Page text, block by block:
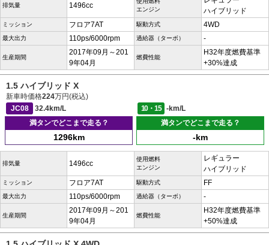
排気量 1496cc
エンジン
ハイブリッド
ミッション フロア7AT 駆動方式 4WD
最大出力 110ps/6000rpm 過給器（ターボ） -
生産期間
2017年09月～201
9年04月
燃費性能
H32年度燃費基準
+30%達成
1.5 ハイブリッド X
新車時価格224万円(税込)
JC08
32.4km/L 10・15
-km/L
満タンでどこまで走る？
1296km
満タンでどこまで走る？
-km
排気量 1496cc
使用燃料
エンジン
レギュラー
ハイブリッド
ミッション フロア7AT 駆動方式 FF
最大出力 110ps/6000rpm 過給器（ターボ） -
生産期間
2017年09月～201
9年04月
燃費性能
H32年度燃費基準
+50%達成